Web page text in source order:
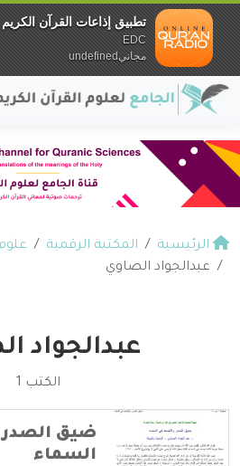
الرئيسية المكتبة الرقمية
عبدالجواد الصاوي
عبدالجواد
الكتب 1
ضيق
السماء
تطبيق إذاعات القرآن الكريم
EDC
مجانيundefined